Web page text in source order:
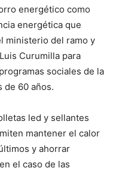
energético como
energética que
ministerio del ramo y
Curumilla para
sociales de la
de 60 años.
led y sellantes
mantener el calor
y ahorrar
el caso de las